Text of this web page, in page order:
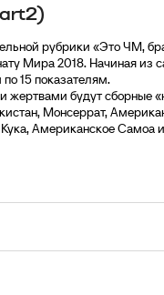
рубрики «Это ЧМ,
Мира 2018. Начиная из
15 показателям.
будут сборные
Монсеррат,
Американское Самоа